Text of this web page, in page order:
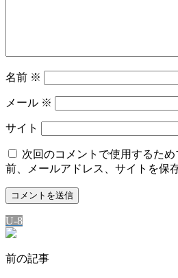
名前 ※
メール ※
サイト
次回のコメントで使用するた
前、メールアドレス、サイトを保
U-8
前の記事